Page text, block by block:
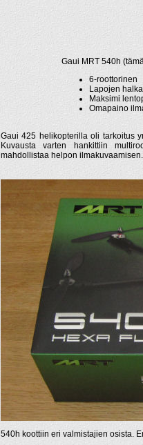
Gaui MRT 540h
6-roottorinen
Lapojen
Maksimi
Omapaino
Gaui 425 helikopterilla oli tarkoitus
Kuvausta varten hankittiin
mahdollistaa helpon ilmakuvaamisen.
540h koottiin eri valmistajien osista.